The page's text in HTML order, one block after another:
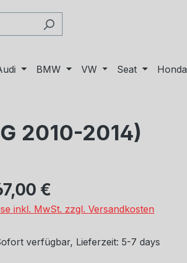
BMW VW Seat Honda
2010-2014)
Preis:
€
inkl. MwSt. zzgl. Versandkosten
verfügbar, Lieferzeit: 5-7 days